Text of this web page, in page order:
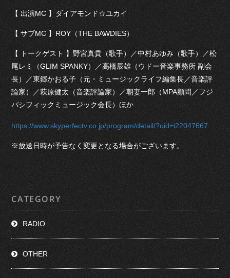
【 出演MC 】ダイアモンド☆ユカイ
【 サブMC 】ROY（THE BAWDIES）
【 トークゲスト 】野宮真貴（歌手）／中村あゆみ（歌手）／松
尾レミ（GLIM SPANKY）／高橋辰雄（ウドー音楽事務所 副会
長）／東郷かおる子（元・ミュージックライフ編集長／音楽評
論家）／萩原健太（音楽評論家）／朝妻一郎（MPA顧問／フジ
パシフィックミュージック会長）ほか
https://www.skyperfectv.co.jp/program/detail/?uid=i22047667
※放送日時が予告なく変更となる場合がございます。
CATEGORY
RADIO
OTHER